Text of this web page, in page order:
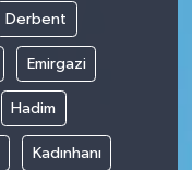
Derbent
Emirgazi
Hadim
Kadınhanı